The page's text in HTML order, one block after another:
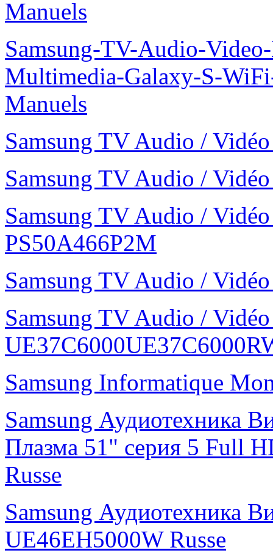
Manuels
Samsung-TV-Audio-
Multimedia-Galaxy-S-
Manuels
Samsung TV Audio /
Samsung TV Audio /
Samsung TV Audio /
PS50A466P2M
Samsung TV Audio /
Samsung TV Audio /
Samsung Informatique
Samsung Аудиотехника
Плазма 51" cерия 5 Full
Russe
Samsung Аудиотехника
UE46EH5000W Russe